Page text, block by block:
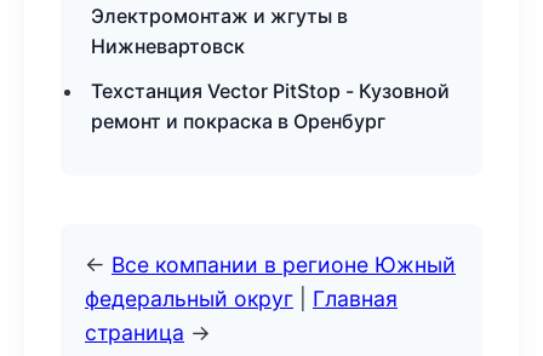
Электромонтаж и жгуты в
Нижневартовск
Техстанция Vector PitStop - Кузовной
ремонт и покраска в Оренбург
← Все компании в регионе Южный
федеральный округ
Главная
страница →